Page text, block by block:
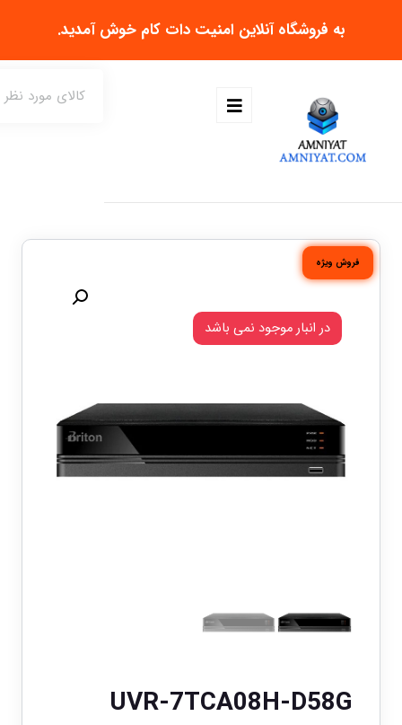
به فروشگاه آنلاین امنیت دات کام خوش آمدید.
فروش ویژه
UVR-7TCA08H-D58G
در انبار موجود نمی باشد